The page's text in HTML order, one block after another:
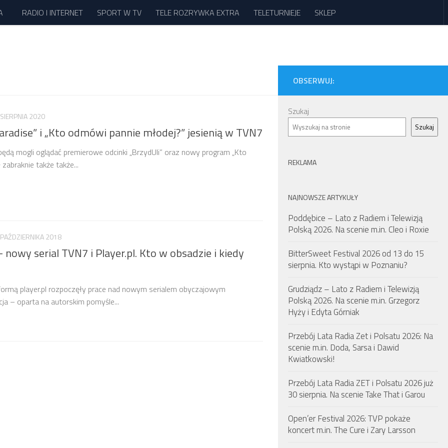
RADIO I INTERNET SPORT W TV TELE ROZRYWKA EXTRA TELETURNIEJE SKLEP
2020
i „Kto odmówi pannie młodej?” jesienią w TVN7
mogli oglądać premierowe odcinki „BrzydUli” oraz nowy program „Kto
także także...
2018
nowy serial TVN7 i Player.pl. Kto w obsadzie i kiedy
player.pl rozpoczęły prace nad nowym serialem obyczajowym
– oparta na autorskim pomyśle...
OBSERWUJ:
Szukaj
Szukaj
REKLAMA
NAJNOWSZE ARTYKUŁY
Poddębice – Lato z Radiem i Telewizją
Polską 2026. Na scenie m.in. Cleo i Roxie
BitterSweet Festival 2026 od 13 do 15
sierpnia. Kto wystąpi w Poznaniu?
Grudziądz – Lato z Radiem i Telewizją
Polską 2026. Na scenie m.in. Grzegorz
Hyży i Edyta Górniak
Przebój Lata Radia Zet i Polsatu 2026: Na
scenie m.in. Doda, Sarsa i Dawid
Kwiatkowski!
Przebój Lata Radia ZET i Polsatu 2026 już
30 sierpnia. Na scenie Take That i Garou
Open’er Festival 2026: TVP pokaże
koncert m.in. The Cure i Zary Larsson